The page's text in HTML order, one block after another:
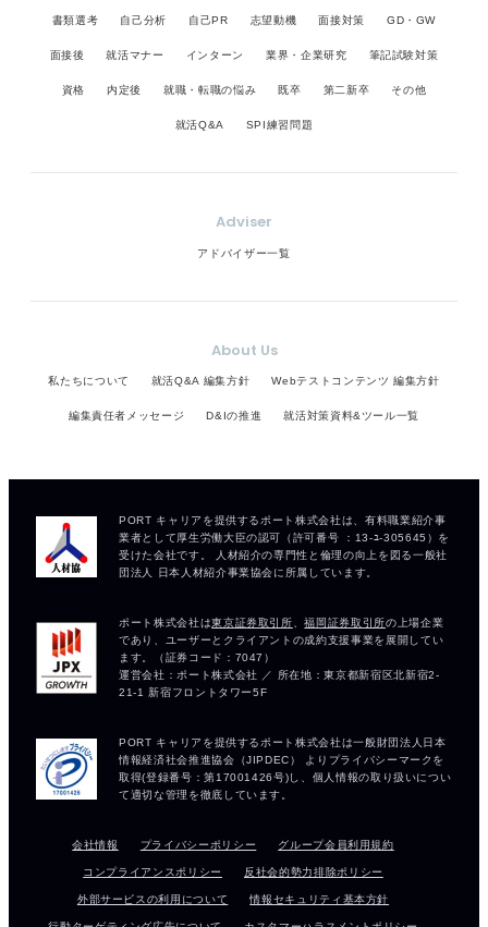
書類選考 自己分析 自己PR 志望動機 面接対策 GD・GW
面接後 就活マナー インターン 業界・企業研究 筆記試験対策
資格 内定後 就職・転職の悩み 既卒 第二新卒 その他
就活Q&A SPI練習問題
Adviser
アドバイザー一覧
About Us
私たちについて 就活Q&A 編集方針 Webテストコンテンツ 編集方針
編集責任者メッセージ D&Iの推進 就活対策資料&ツール一覧
会社情報 プライバシーポリシー グループ会員利用規約
コンプライアンスポリシー 反社会的勢力排除ポリシー
外部サービスの利用について 情報セキュリティ基本方針